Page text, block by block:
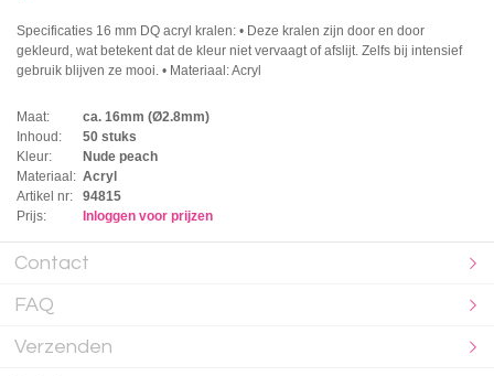
Specificaties 16 mm DQ acryl kralen: • Deze kralen zijn door en door
gekleurd, wat betekent dat de kleur niet vervaagt of afslijt. Zelfs bij intensief
gebruik blijven ze mooi. • Materiaal: Acryl
Maat:
ca. 16mm (Ø2.8mm)
Inhoud:
50 stuks
Kleur:
Nude peach
Materiaal: Acryl
Artikel nr:
94815
Prijs:
Inloggen voor prijzen
Contact
FAQ
Verzenden